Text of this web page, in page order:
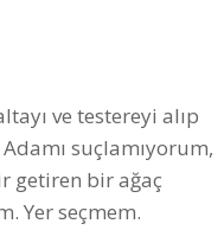
ve testereyi alıp
suçlamıyorum,
getiren bir ağaç
Yer seçmem.